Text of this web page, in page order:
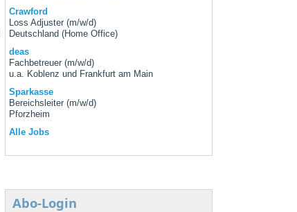
Crawford
Loss Adjuster (m/w/d)
Deutschland (Home Office)
deas
Fachbetreuer (m/w/d)
u.a. Koblenz und Frankfurt am Main
Sparkasse
Bereichsleiter (m/w/d)
Pforzheim
Alle Jobs
Abo-Login